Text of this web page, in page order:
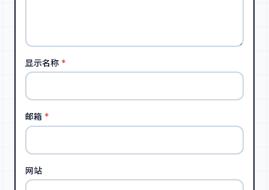
显示名称 *
邮箱 *
网站